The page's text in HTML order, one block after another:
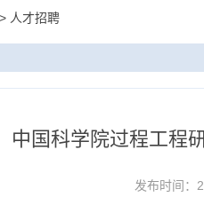
人才招聘
中国科学院过程工程
发布时间：